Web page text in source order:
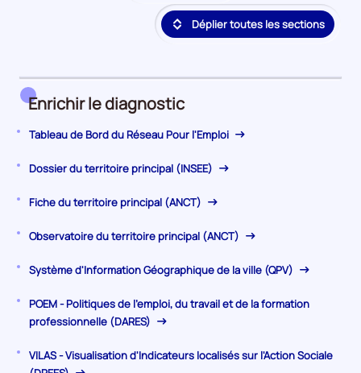
détail
des
accès
à
l'emploi
Déplier toutes les sections
Enrichir le diagnostic
Tableau de Bord du Réseau Pour l'Emploi
Dossier du territoire principal (INSEE)
Fiche du territoire principal (ANCT)
Observatoire du territoire principal (ANCT)
Système d'Information Géographique de la ville (QPV)
POEM - Politiques de l'emploi, du travail et de la formation
professionnelle (DARES)
VILAS - Visualisation d'Indicateurs localisés sur l'Action Sociale